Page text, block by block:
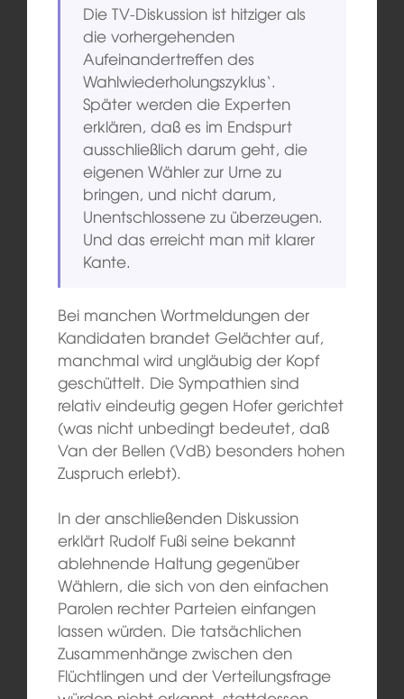
Die TV-Diskussion ist hitziger als
die vorhergehenden
Aufeinandertreffen des
Wahlwiederholungszyklus‘.
Später werden die Experten
erklären, daß es im Endspurt
ausschließlich darum geht, die
eigenen Wähler zur Urne zu
bringen, und nicht darum,
Unentschlossene zu überzeugen.
Und das erreicht man mit klarer
Kante.
Bei manchen Wortmeldungen der
Kandidaten brandet Gelächter auf,
manchmal wird ungläubig der Kopf
geschüttelt. Die Sympathien sind
relativ eindeutig gegen Hofer gerichtet
(was nicht unbedingt bedeutet, daß
Van der Bellen (VdB) besonders hohen
Zuspruch erlebt).
In der anschließenden Diskussion
erklärt Rudolf Fußi seine bekannt
ablehnende Haltung gegenüber
Wählern, die sich von den einfachen
Parolen rechter Parteien einfangen
lassen würden. Die tatsächlichen
Zusammenhänge zwischen den
Flüchtlingen und der Verteilungsfrage